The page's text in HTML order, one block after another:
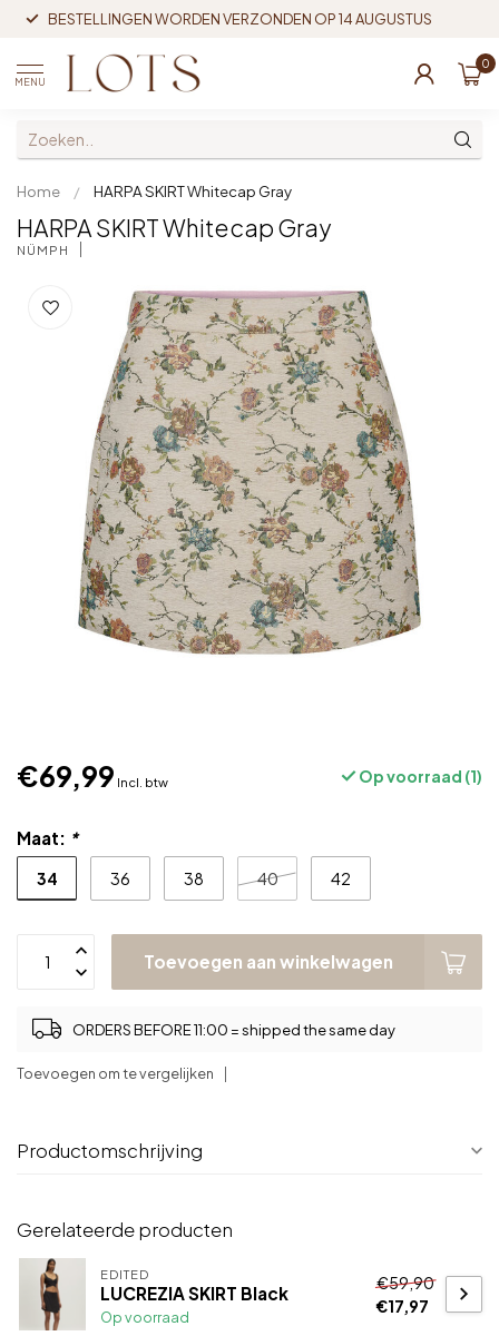
BESTELLINGEN WORDEN VERZONDEN OP 14 AUGUSTUS
MENU
0
Home / HARPA SKIRT Whitecap Gray
HARPA SKIRT Whitecap Gray
NÜMPH
€69,99 Incl. btw Op voorraad (1)
Maat: *
34 36 38 40 42
Toevoegen aan winkelwagen
ORDERS BEFORE 11:00 = shipped the same day
Toevoegen om te vergelijken
Productomschrijving
Gerelateerde producten
EDITED
LUCREZIA SKIRT Black
Op voorraad
€59,90
€17,97